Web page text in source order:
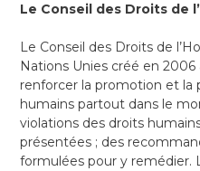
Le Conseil des Droits de
Le Conseil des Droits de
Nations Unies créé en
renforcer la promotion et la
humains partout dans le
violations des droits
présentées ; des
formulées pour y remédier.